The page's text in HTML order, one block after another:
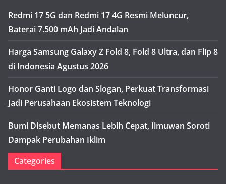
Redmi 17 5G dan Redmi 17 4G Resmi Meluncur,
Baterai 7.500 mAh Jadi Andalan
Harga Samsung Galaxy Z Fold 8, Fold 8 Ultra, dan Flip 8
di Indonesia Agustus 2026
Honor Ganti Logo dan Slogan, Perkuat Transformasi
Jadi Perusahaan Ekosistem Teknologi
Bumi Disebut Memanas Lebih Cepat, Ilmuwan Soroti
Dampak Perubahan Iklim
Categories